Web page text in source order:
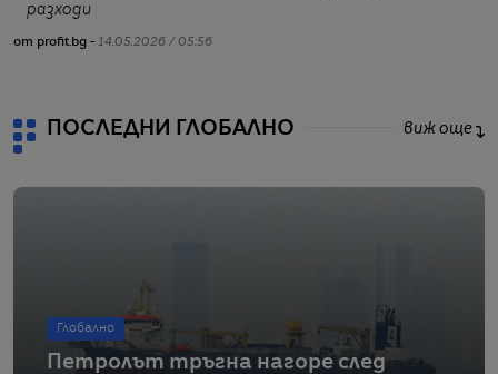
разходи
от profit.bg - 14.05.2026 / 05:56
ПОСЛЕДНИ ГЛОБАЛНО виж още
Глобално
Петролът тръгна нагоре след